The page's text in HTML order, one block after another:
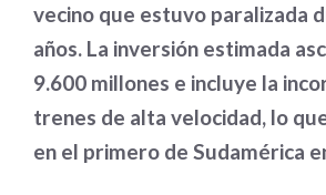
vecino que estuvo paralizada
años. La inversión estimada
9.600 millones e incluye la
trenes de alta velocidad, lo
en el primero de Sudamérica